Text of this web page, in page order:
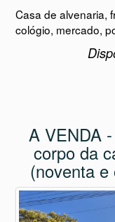
Casa de alvenaria,
cológio, mercado,
A VENDA
corpo da
(noventa e